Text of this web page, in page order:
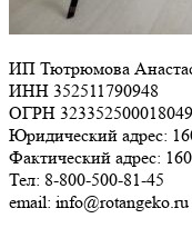
ИП Тютрюмова
ИНН 352511790948
ОГРН 323352500018049
Юридический адрес:
Фактический адрес:
Тел: 8-800-500-81-45
email: info@rotangeko.ru